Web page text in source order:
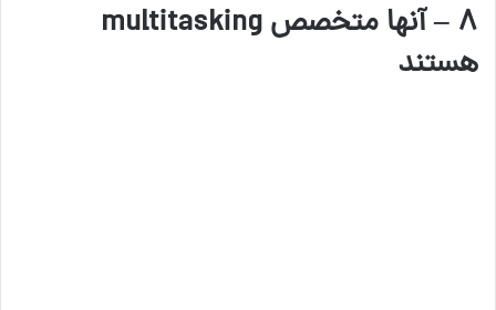
۸ – آنها متخصص multitasking
هستند